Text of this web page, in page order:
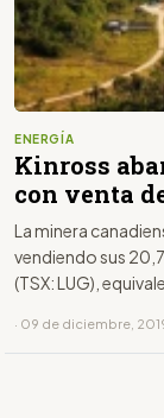
ENERGÍA
Kinross
con venta
La minera
vendiendo sus
(TSX: LUG),
un acuerdo
millones).
· 09 de diciembre,